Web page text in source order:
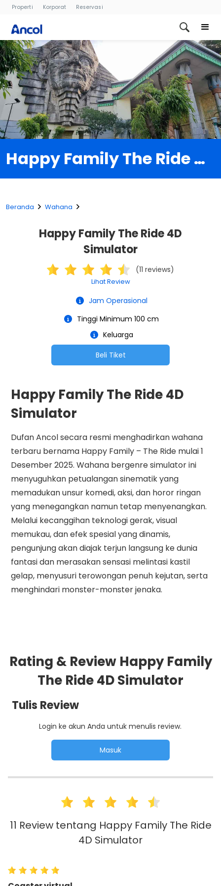
Properti Korporat Reservasi
Happy Family The Ride 4D Simulator
Beranda Wahana
Happy Family The Ride 4D
Simulator
(11 reviews)
Lihat Review
Jam Operasional
Tinggi Minimum 100 cm
Keluarga
Beli Tiket
Happy Family The Ride 4D
Simulator
Dufan Ancol secara resmi menghadirkan wahana
terbaru bernama Happy Family – The Ride mulai 1
Desember 2025. Wahana bergenre simulator ini
menyuguhkan petualangan sinematik yang
memadukan unsur komedi, aksi, dan horor ringan
yang menegangkan namun tetap menyenangkan.
Melalui kecanggihan teknologi gerak, visual
memukau, dan efek spesial yang dinamis,
pengunjung akan diajak terjun langsung ke dunia
fantasi dan merasakan sensasi melintasi kastil
gelap, menyusuri terowongan penuh kejutan, serta
menghindari monster-monster jenaka.
Rating & Review Happy Family
The Ride 4D Simulator
Tulis Review
Login ke akun Anda untuk menulis review.
11 Review tentang Happy Family The Ride
4D Simulator